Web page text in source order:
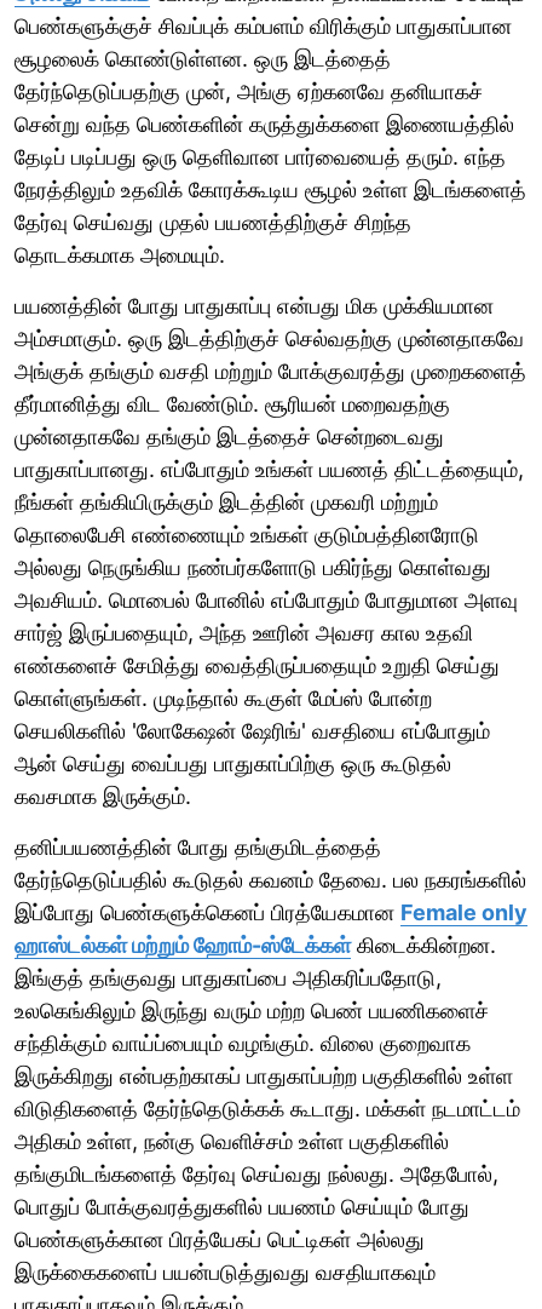
பெண்களுக்குச் சிவப்புக் கம்பளம் விரிக்கும் பாதுகாப்பான
சூழலைக் கொண்டுள்ளன. ஒரு இடத்தைத்
தேர்ந்தெடுப்பதற்கு முன், அங்கு ஏற்கனவே தனியாகச்
சென்று வந்த பெண்களின் கருத்துக்களை இணையத்தில்
தேடிப் படிப்பது ஒரு தெளிவான பார்வையைத் தரும். எந்த
நேரத்திலும் உதவிக் கோரக்கூடிய சூழல் உள்ள இடங்களைத்
தேர்வு செய்வது முதல் பயணத்திற்குச் சிறந்த
தொடக்கமாக அமையும்.
பயணத்தின் போது பாதுகாப்பு என்பது மிக முக்கியமான
அம்சமாகும். ஒரு இடத்திற்குச் செல்வதற்கு முன்னதாகவே
அங்குக் தங்கும் வசதி மற்றும் போக்குவரத்து முறைகளைத்
தீர்மானித்து விட வேண்டும். சூரியன் மறைவதற்கு
முன்னதாகவே தங்கும் இடத்தைச் சென்றடைவது
பாதுகாப்பானது. எப்போதும் உங்கள் பயணத் திட்டத்தையும்,
நீங்கள் தங்கியிருக்கும் இடத்தின் முகவரி மற்றும்
தொலைபேசி எண்ணையும் உங்கள் குடும்பத்தினரோடு
அல்லது நெருங்கிய நண்பர்களோடு பகிர்ந்து கொள்வது
அவசியம். மொபைல் போனில் எப்போதும் போதுமான அளவு
சார்ஜ் இருப்பதையும், அந்த ஊரின் அவசர கால உதவி
எண்களைச் சேமித்து வைத்திருப்பதையும் உறுதி செய்து
கொள்ளுங்கள். முடிந்தால் கூகுள் மேப்ஸ் போன்ற
செயலிகளில் 'லோகேஷன் ஷேரிங்' வசதியை எப்போதும்
ஆன் செய்து வைப்பது பாதுகாப்பிற்கு ஒரு கூடுதல்
கவசமாக இருக்கும்.
தனிப்பயணத்தின் போது தங்குமிடத்தைத்
தேர்ந்தெடுப்பதில் கூடுதல் கவனம் தேவை. பல நகரங்களில்
இப்போது பெண்களுக்கெனப் பிரத்யேகமான Female only
ஹாஸ்டல்கள் மற்றும் ஹோம்-ஸ்டேக்கள்கிடைக்கின்றன.
இங்குத் தங்குவது பாதுகாப்பை அதிகரிப்பதோடு,
உலகெங்கிலும் இருந்து வரும் மற்ற பெண் பயணிகளைச்
சந்திக்கும் வாய்ப்பையும் வழங்கும். விலை குறைவாக
இருக்கிறது என்பதற்காகப் பாதுகாப்பற்ற பகுதிகளில் உள்ள
விடுதிகளைத் தேர்ந்தெடுக்கக் கூடாது. மக்கள் நடமாட்டம்
அதிகம் உள்ள, நன்கு வெளிச்சம் உள்ள பகுதிகளில்
தங்குமிடங்களைத் தேர்வு செய்வது நல்லது. அதேபோல்,
பொதுப் போக்குவரத்துகளில் பயணம் செய்யும் போது
பெண்களுக்கான பிரத்யேகப் பெட்டிகள் அல்லது
இருக்கைகளைப் பயன்படுத்துவது வசதியாகவும்